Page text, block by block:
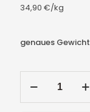
34,90 €/kg
genaues Gewicht
gemischt
Menge